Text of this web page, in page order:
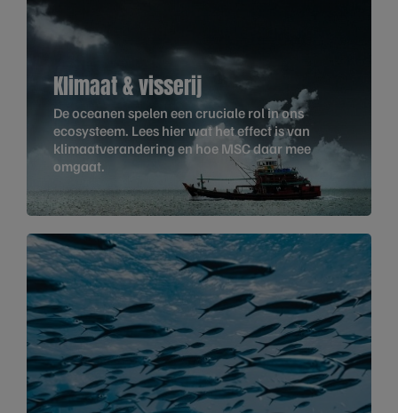
Klimaat & visserij
De oceanen spelen een cruciale rol in ons
ecosysteem. Lees hier wat het effect is van
klimaatverandering en hoe MSC daar mee
omgaat.